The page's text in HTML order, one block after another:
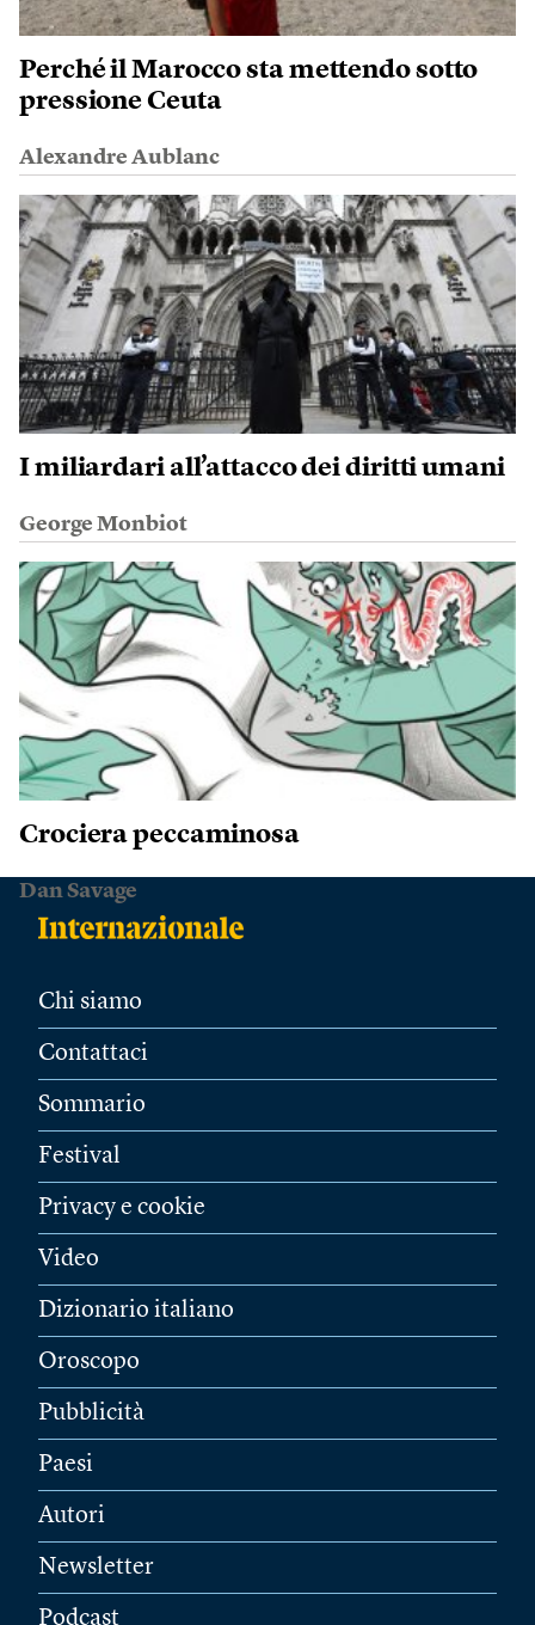
Perché il Marocco sta mettendo sotto
pressione Ceuta
Alexandre Aublanc
I miliardari all’attacco dei diritti umani
George Monbiot
Crociera peccaminosa
Dan Savage
Chi siamo
Contattaci
Sommario
Festival
Privacy e cookie
Video
Dizionario italiano
Oroscopo
Pubblicità
Paesi
Autori
Newsletter
Podcast